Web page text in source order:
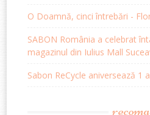
O Doamnă, cinci întrebări -
SABON România a celebrat
magazinul din Iulius Mall
Sabon ReCycle aniversează 1